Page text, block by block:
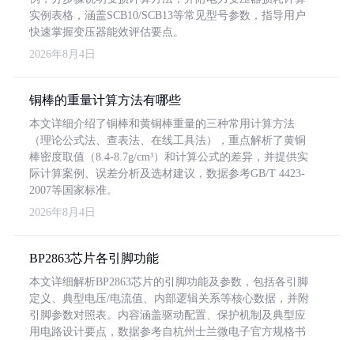
实例表格，涵盖SCB10/SCB13等常见型号参数，指导用户
快速掌握变压器能效评估要点。
2026年8月4日
铜棒的重量计算方法有哪些
本文详细介绍了铜棒和黄铜棒重量的三种常用计算方法
（理论公式法、查表法、在线工具法），重点解析了黄铜
棒密度取值（8.4-8.7g/cm³）和计算公式的差异，并提供实
际计算案例、误差分析及选材建议，数据参考GB/T 4423-
2007等国家标准。
2026年8月4日
BP2863芯片各引脚功能
本文详细解析BP2863芯片的引脚功能及参数，包括各引脚
定义、典型电压/电流值、内部逻辑关系等核心数据，并附
引脚参数对照表。内容涵盖驱动配置、保护机制及典型应
用电路设计要点，数据参考自杭州士兰微电子官方规格书